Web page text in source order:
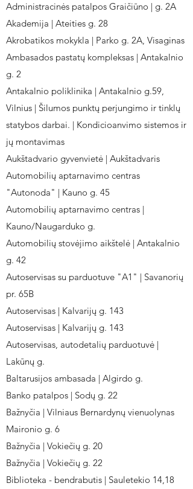
Administracinės patalpos Graičiūno | g. 2A
Akademija | Ateities g. 28
Akrobatikos mokykla | Parko g. 2A, Visaginas
Ambasados pastatų kompleksas | Antakalnio
g. 2
Antakalnio poliklinika | Antakalnio g.59,
Vilnius | Šilumos punktų perjungimo ir tinklų
statybos darbai. | Kondicioanvimo sistemos ir
jų montavimas
Aukštadvario gyvenvietė | Aukštadvaris
Automobilių aptarnavimo centras
"Autonoda" | Kauno g. 45
Automobilių aptarnavimo centras |
Kauno/Naugarduko g.
Automobilių stovėjimo aikštelė | Antakalnio
g. 42
Autoservisas su parduotuve "A1" | Savanorių
pr. 65B
Autoservisas | Kalvarijų g. 143
Autoservisas | Kalvarijų g. 143
Autoservisas, autodetalių parduotuvė |
Lakūnų g.
Baltarusijos ambasada | Algirdo g.
Banko patalpos | Sodų g. 22
Bažnyčia | Vilniaus Bernardynų vienuolynas
Maironio g. 6
Bažnyčia | Vokiečių g. 20
Bažnyčia | Vokiečių g. 22
Biblioteka - bendrabutis | Sauletekio 14,18